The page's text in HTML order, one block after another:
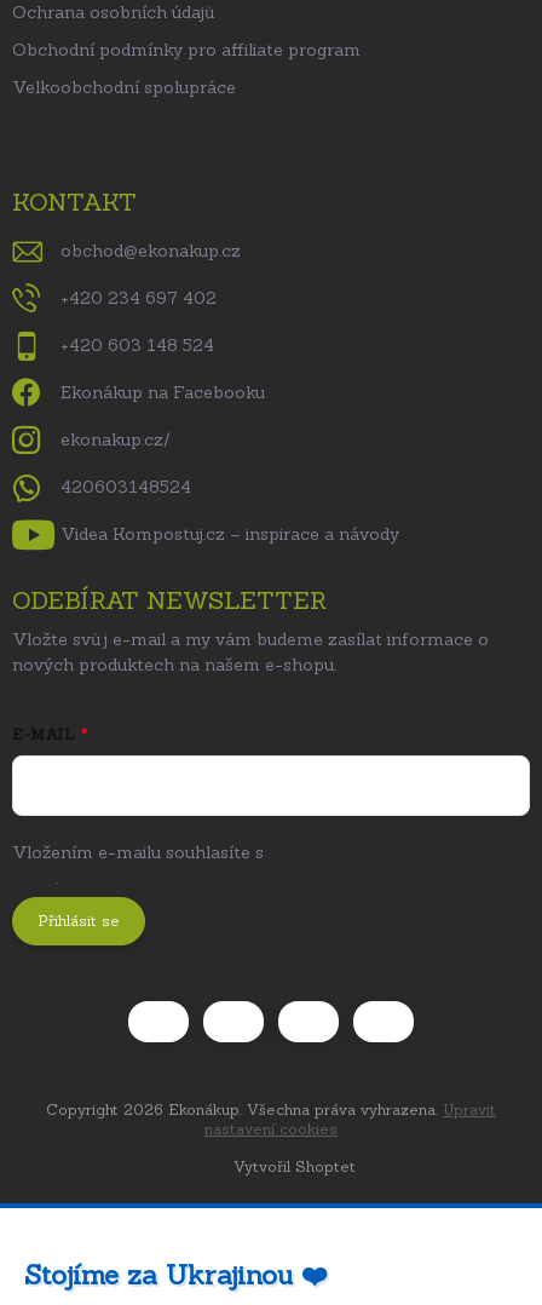
Ochrana osobních údajů
Obchodní podmínky pro affiliate program
Velkoobchodní spolupráce
KONTAKT
obchod@ekonakup.cz
+420 234 697 402
+420 603 148 524
Ekonákup na Facebooku
ekonakup.cz/
420603148524
Videa Kompostuj.cz – inspirace a návody
ODEBÍRAT NEWSLETTER
Vložte svůj e-mail a my vám budeme zasílat informace o
nových produktech na našem e-shopu.
E-MAIL
Vložením e-mailu souhlasíte s
.
Přihlásit se
Vytvořil Shoptet
Copyright 2026 Ekonákup. Všechna práva vyhrazena. Upravit
nastavení cookies
Stojíme za Ukrajinou ❤️